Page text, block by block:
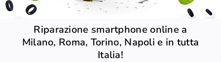
Riparazione smartphone online a
Milano, Roma, Torino, Napoli e in tutta
Italia!